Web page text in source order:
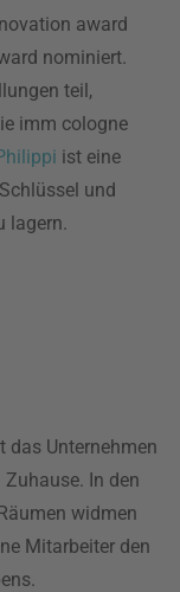
award
nominiert.
teil,
imm cologne
ist eine
und
lagern.
das Unternehmen
In den
widmen
Mitarbeiter den